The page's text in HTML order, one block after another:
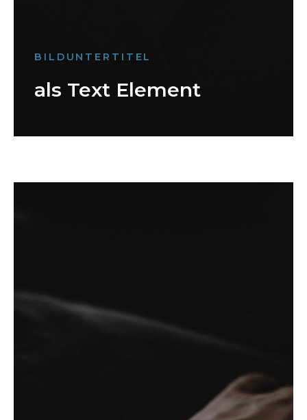
BILDUNTERTITEL
als Text Element